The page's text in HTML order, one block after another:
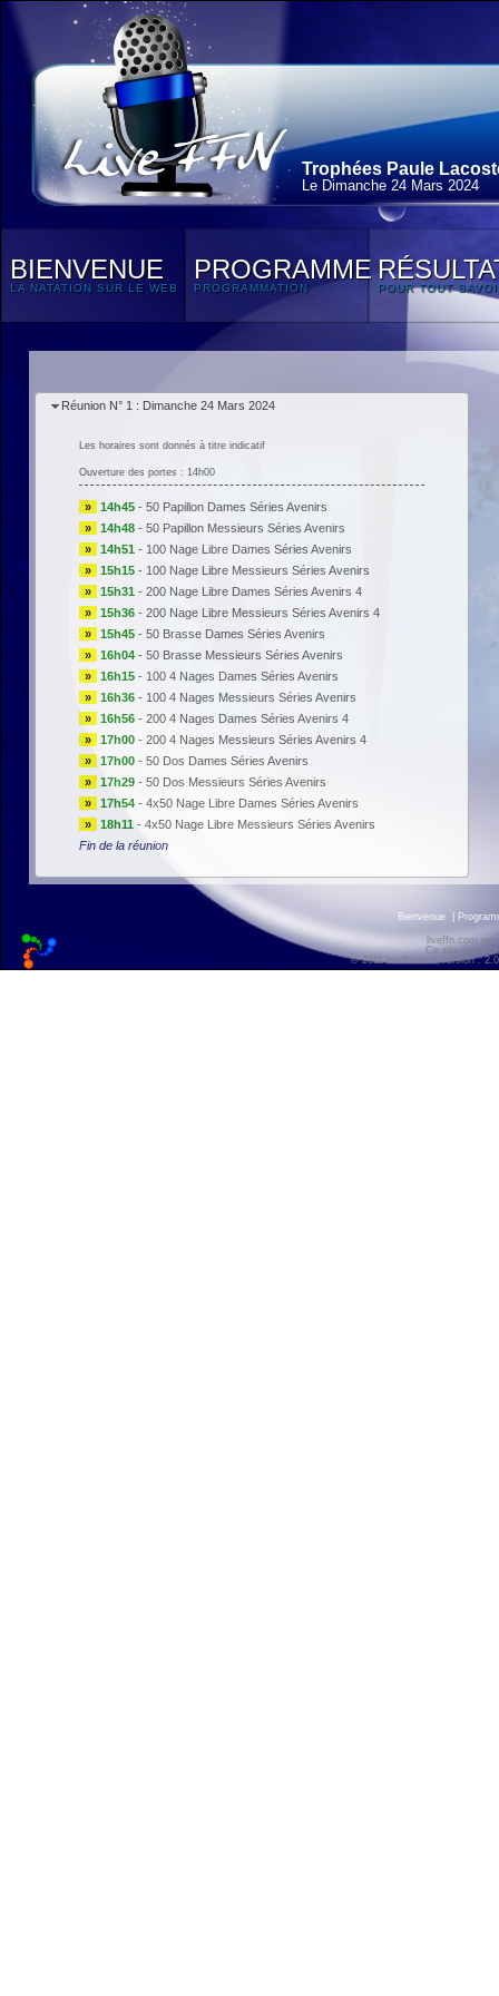
Trophées Paule
Le Dimanche 24 Mars 2024
BIENVENUE
LA NATATION SUR LE WEB
PROGRAMME
PROGRAMMATION POUR TOUT
Réunion N° 1 : Dimanche 24 Mars 2024
Les horaires sont donnés à titre indicatif
Ouverture des portes : 14h00
» 14h45- 50 Papillon Dames Séries Avenirs
»
14h48- 50 Papillon Messieurs Séries Avenirs
»
14h51 - 100 Nage Libre Dames Séries Avenirs
»
15h15- 100 Nage Libre Messieurs Séries Avenirs
»
15h31 - 200 Nage Libre Dames Séries Avenirs 4
»
15h36- 200 Nage Libre Messieurs Séries Avenirs 4
»
15h45- 50 Brasse Dames Séries Avenirs
»
16h04- 50 Brasse Messieurs Séries Avenirs
»
16h15- 100 4 Nages Dames Séries Avenirs
»
16h36- 100 4 Nages Messieurs Séries Avenirs
»
16h56- 200 4 Nages Dames Séries Avenirs 4
»
17h00- 200 4 Nages Messieurs Séries Avenirs 4
»
17h00- 50 Dos Dames Séries Avenirs
»
17h29- 50 Dos Messieurs Séries Avenirs
»
17h54- 4x50 Nage Libre Dames Séries Avenirs
»
18h11- 4x50 Nage Libre Messieurs Séries Avenirs
Fin de la réunion
Bienvenue
liveffn.com est
Ce site
© 2011 liveffn.com version :